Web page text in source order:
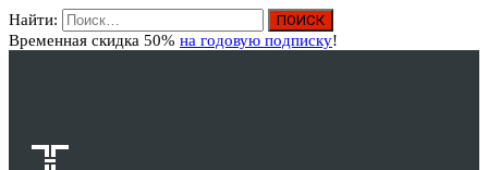
Найти:
Временная скидка 50% на годовую подписку!